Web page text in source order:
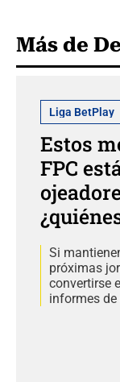
Más de
Liga BetPlay
Estos
FPC
Si
próximas
convertirse
informes